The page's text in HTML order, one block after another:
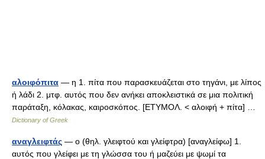
αλοιφόπιτα — η 1. πίτα που παρασκευάζεται στο τηγάνι, με λίπος
ή λάδι 2. μτφ. αυτός που δεν ανήκει αποκλειστικά σε μια πολιτική
παράταξη, κόλακας, καιροσκόπος. [ΕΤΥΜΟΛ. < αλοιφή + πίτα] …
Dictionary of Greek
αναγλειφτάς — ο (θηλ. γλειφτού και γλείφτρα) [αναγλείφω] 1.
αυτός που γλείφει με τη γλώσσα του ή μαζεύει με ψωμί τα